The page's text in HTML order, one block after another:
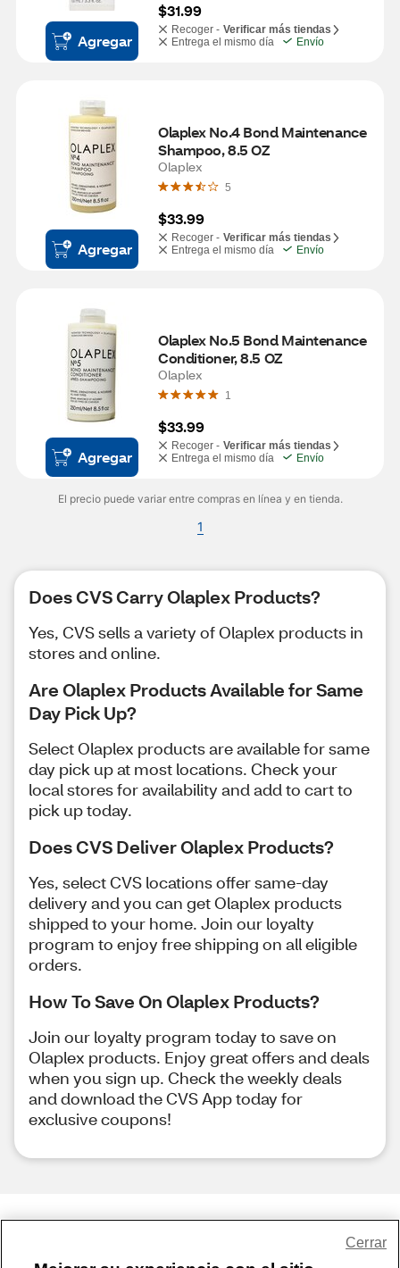
Agregar
$31.99
Recoger - Verificar más tiendas
Entrega el mismo día
Envío
Agregar
Olaplex No.4 Bond Maintenance
Shampoo, 8.5 OZ
Olaplex
5
$33.99
Recoger - Verificar más tiendas
Entrega el mismo día
Envío
Agregar
Olaplex No.5 Bond Maintenance
Conditioner, 8.5 OZ
Olaplex
1
$33.99
Recoger - Verificar más tiendas
Entrega el mismo día
Envío
El precio puede variar entre compras en línea y en tienda.
1
Does CVS Carry Olaplex Products?
Yes, CVS sells a variety of Olaplex products in
stores and online.
Are Olaplex Products Available for Same
Day Pick Up?
Select Olaplex products are available for same
day pick up at most locations. Check your
local stores for availability and add to cart to
pick up today.
Does CVS Deliver Olaplex Products?
Yes, select CVS locations offer same-day
delivery and you can get Olaplex products
shipped to your home. Join our loyalty
program to enjoy free shipping on all eligible
orders.
How To Save On Olaplex Products?
Join our loyalty program today to save on
Olaplex products. Enjoy great offers and deals
when you sign up. Check the weekly deals
and download the CVS App today for
exclusive coupons!
Cerrar